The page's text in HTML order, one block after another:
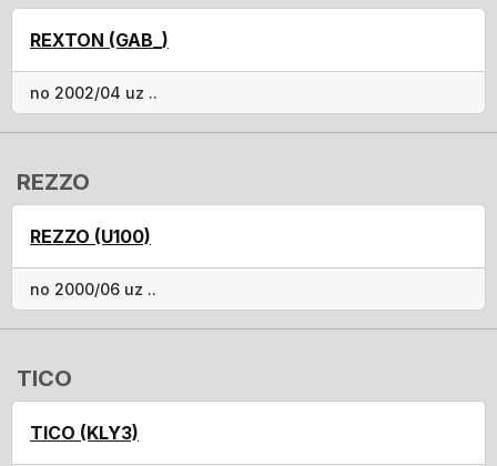
REXTON (GAB_)
no 2002/04 uz ..
REZZO
REZZO (U100)
no 2000/06 uz ..
TICO
TICO (KLY3)